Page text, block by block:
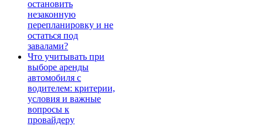
остановить
незаконную
перепланировку и не
остаться под
завалами?
Что учитывать при
выборе аренды
автомобиля с
водителем: критерии,
условия и важные
вопросы к
провайдеру